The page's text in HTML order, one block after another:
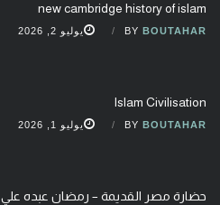
new cambridge history of islam
BY BOUTAHAR يوليو 2, 2026
Islam Civilisation
BY BOUTAHAR يوليو 1, 2026
حضارة مصر القديمة – رمضان عبده علي